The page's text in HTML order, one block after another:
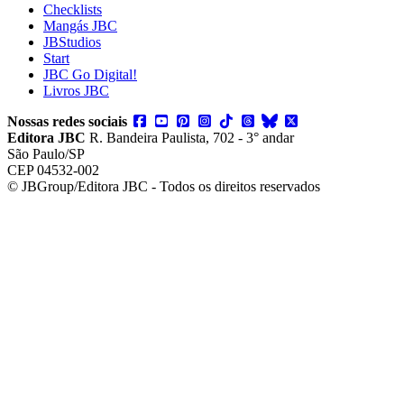
Checklists
Mangás JBC
JBStudios
Start
JBC Go Digital!
Livros JBC
Nossas redes sociais
Editora JBC R. Bandeira Paulista, 702 - 3° andar
São Paulo/SP
CEP 04532-002
© JBGroup/Editora JBC - Todos os direitos reservados